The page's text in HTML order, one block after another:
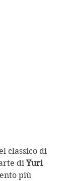
classico di
di Yuri
più